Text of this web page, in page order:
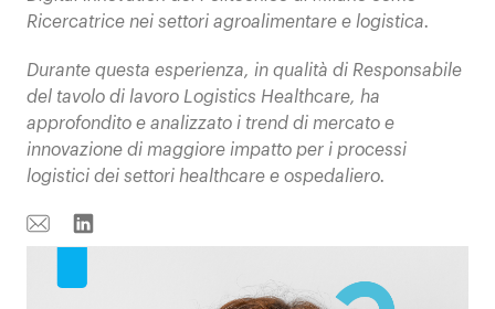
Ricercatrice nei settori agroalimentare e logistica.
Durante questa esperienza, in qualità di Responsabile
del tavolo di lavoro Logistics Healthcare, ha
approfondito e analizzato i trend di mercato e
innovazione di maggiore impatto per i processi
logistici dei settori healthcare e ospedaliero.
EmailLinkedin